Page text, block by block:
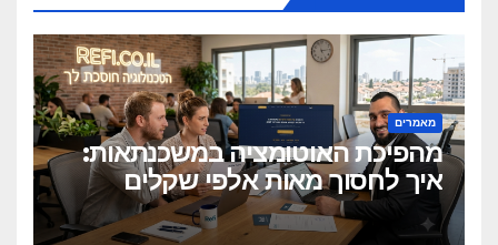
מאמרים
מהפיכת האוטומציה במשכנתאות:
איך לחסוך מאות אלפי שקלים
בלחיצת כפתור?